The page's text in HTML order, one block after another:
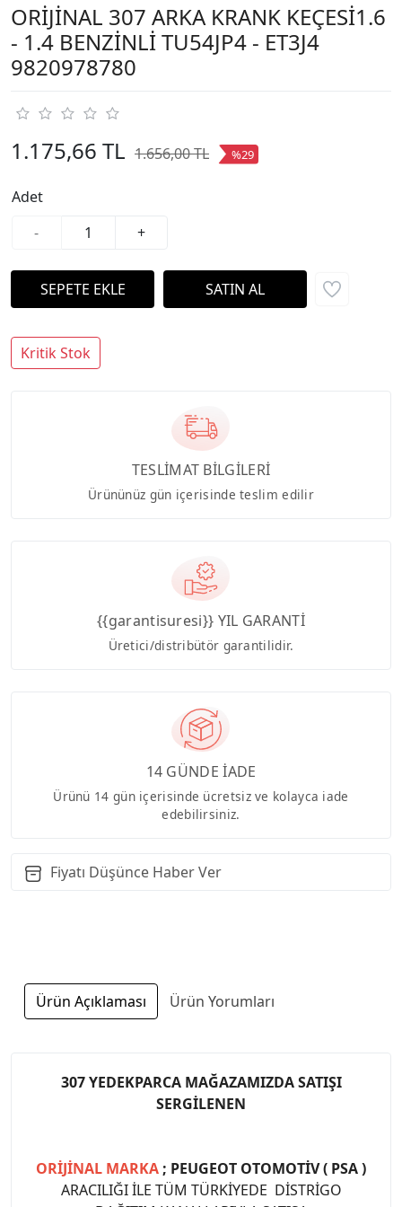
ORİJİNAL 307 ARKA KRANK KEÇESİ1.6
- 1.4 BENZİNLİ TU54JP4 - ET3J4
9820978780
1.175,66 TL 1.656,00 TL %29
Adet
-
+
Kritik Stok
TESLİMAT BİLGİLERİ
Ürününüz gün içerisinde teslim edilir
{{garantisuresi}} YIL GARANTİ
Üretici/distribütör garantilidir.
14 GÜNDE İADE
Ürünü 14 gün içerisinde ücretsiz ve kolayca iade
edebilirsiniz.
Fiyatı Düşünce Haber Ver
Ürün Açıklaması Ürün Yorumları
307 YEDEKPARCA MAĞAZAMIZDA SATIŞI
SERGİLENEN
ORİJİNAL MARKA ; PEUGEOT OTOMOTİV ( PSA )
ARACILIĞI İLE TÜM TÜRKİYEDE DİSTRİGO